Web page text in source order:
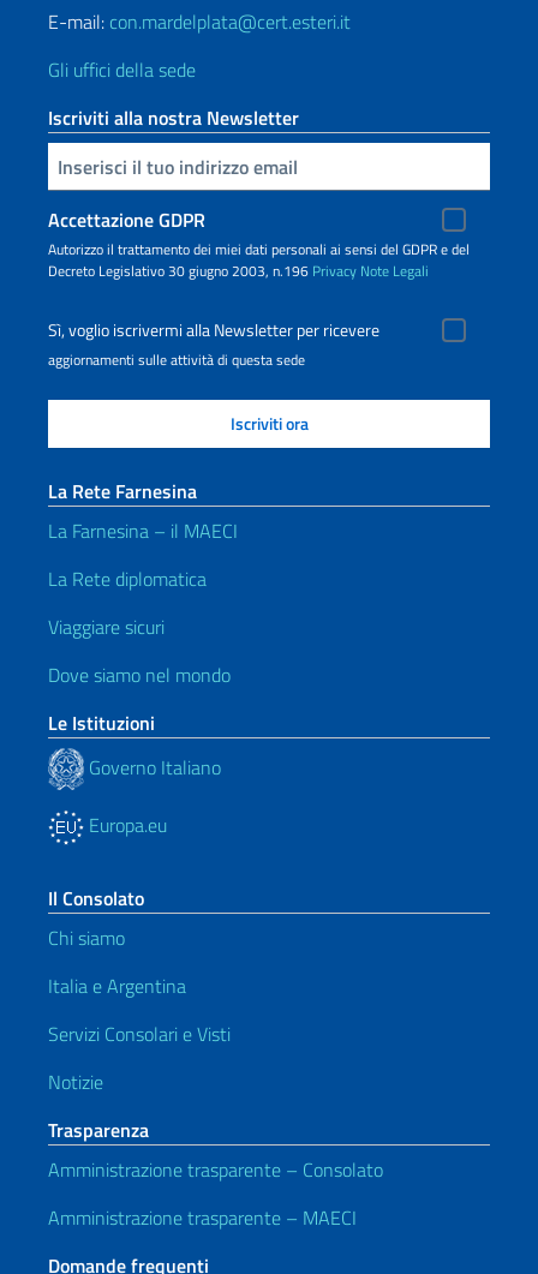
E-mail: con.mardelplata@cert.esteri.it
Gli uffici della sede
Iscriviti alla nostra Newsletter
Inserisci la tua email
Accettazione GDPR
Autorizzo il trattamento dei miei dati personali ai sensi del GDPR e del
Decreto Legislativo 30 giugno 2003, n.196 Privacy Note Legali
Sì, voglio iscrivermi alla Newsletter per ricevere
aggiornamenti sulle attività di questa sede
La Rete Farnesina
La Farnesina – il MAECI
La Rete diplomatica
Viaggiare sicuri
Dove siamo nel mondo
Le Istituzioni
Governo Italiano
Europa.eu
Il Consolato
Chi siamo
Italia e Argentina
Servizi Consolari e Visti
Notizie
Trasparenza
Amministrazione trasparente – Consolato
Amministrazione trasparente – MAECI
Domande frequenti